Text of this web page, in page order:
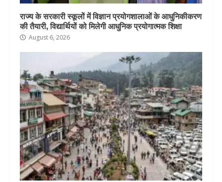
राज्य के सरकारी स्कूलों में विज्ञान प्रयोगशालाओं के आधुनिकीकरण
की तैयारी, विद्यार्थियों को मिलेगी आधुनिक प्रयोगात्मक शिक्षा
August 6, 2026